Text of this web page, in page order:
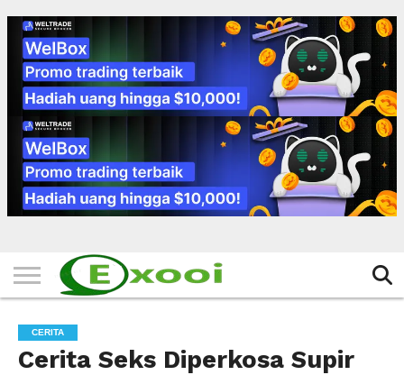
HOME
FILTER
BERITA
BIODATA
CERITA
CERPEN
EKSKLUSIF
FOTO
VIDEO
TIPS
MORE
CERITA
Cerita Seks Diperkosa Supir